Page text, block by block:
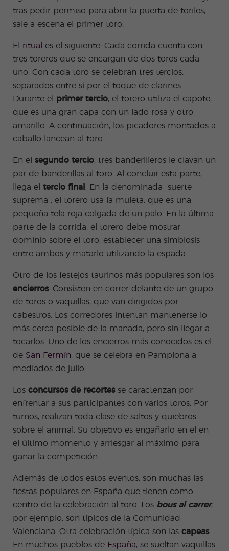
tras pedir permiso para abrir la puerta de toriles,
sale a escena el primer toro.
El ritual
es el siguiente: Cada corrida cuenta con
tres toreros que se encargan de dos toros cada
uno. Con cada toro se celebran tres tercios,
separados entre sí por el toque de clarines.
Durante el primer tercio, el torero utiliza el capote,
que es una gran capa con un lado rosa y otro
amarillo. A continuación, los picadores montados a
caballo lancean al toro.
En el segundo tercio, tres banderilleros le clavan un
par de banderillas al toro. Al concluir esta parte,
llega el tercio final
. En la denominada "suerte
suprema", el torero usa la muleta, que es una
pequeña tela roja colgada de un palo. En la última
parte de la corrida, el torero debe mostrar
dominio sobre el toro, establecer una simbiosis
entre ambos y matarlo utilizando la espada.
Otro de los festejos taurinos más populares son los
encierros. Consisten en correr delante de un grupo
de toros o vaquillas, que van dirigidos por
cabestros. Los corredores intentan mantenerse lo
más cerca posible de la manada, pero sin llegar a
tocarlos. Uno de los encierros más conocidos es el
de San Fermín, que se celebra en Pamplona a
mediados de julio.
Los concursos de recortesse caracterizan por
enfrentar a sus participantes con varios toros. Por
turnos, realizan toda clase de saltos y quiebros
sobre el animal. Su objetivo es engañarlo en el en
el último momento y arriesgar al máximo para
ganar la competición.
Además de todos estos eventos, son muchas las
fiestas populares en España que tienen como
centro de la celebración al toro. Los bous al carrer,
por ejemplo, son típicos de la Comunidad
Valenciana. Otra celebración típica son las capeas.
En muchos pueblos de España, se sueltan vaquillas